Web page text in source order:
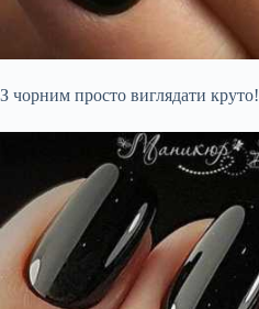
З чорним просто виглядати круто!